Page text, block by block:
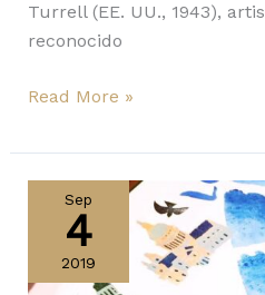
Turrell (EE. UU., 1943),
reconocido
Read More »
Sep
4
2019
DESIGN
FESTIVAL
2019